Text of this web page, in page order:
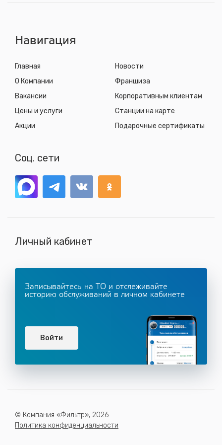
Навигация
Главная
О Компании
Вакансии
Цены и услуги
Акции
Новости
Франшиза
Корпоративным клиентам
Станции на карте
Подарочные сертификаты
Соц. сети
Личный кабинет
Записывайтесь на ТО и отслеживайте
историю обслуживаний в личном кабинете
Войти
© Компания «Фильтр», 2026
Политика конфиденциальности